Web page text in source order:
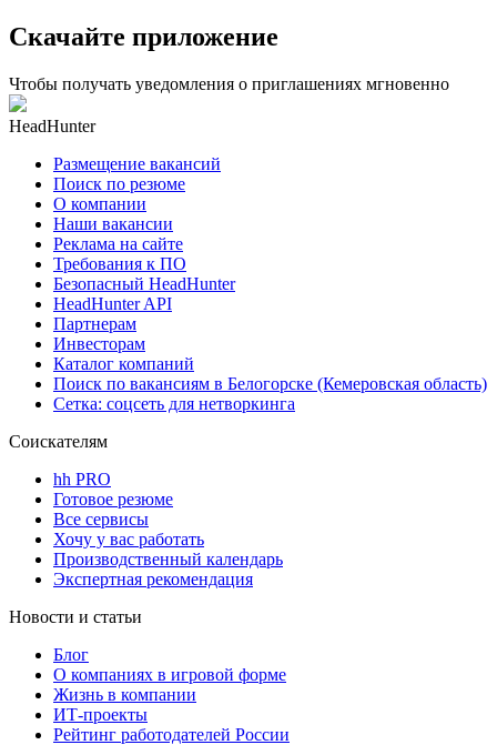
Скачайте приложение
Чтобы получать уведомления о приглашениях мгновенно
HeadHunter
Размещение вакансий
Поиск по резюме
О компании
Наши вакансии
Реклама на сайте
Требования к ПО
Безопасный HeadHunter
HeadHunter API
Партнерам
Инвесторам
Каталог компаний
Поиск по вакансиям в Белогорске (Кемеровская область)
Сетка: соцсеть для нетворкинга
Соискателям
hh PRO
Готовое резюме
Все сервисы
Хочу у вас работать
Производственный календарь
Экспертная рекомендация
Новости и статьи
Блог
О компаниях в игровой форме
Жизнь в компании
ИТ-проекты
Рейтинг работодателей России